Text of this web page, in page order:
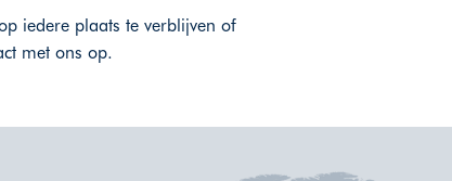
iedere plaats te verblijven of
met ons op.